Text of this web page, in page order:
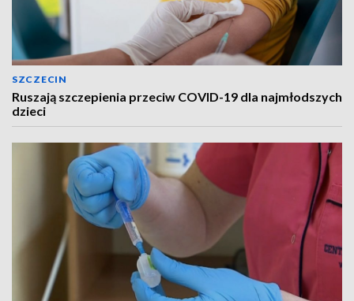
SZCZECIN
Ruszają szczepienia przeciw COVID-19 dla najmłodszych
dzieci